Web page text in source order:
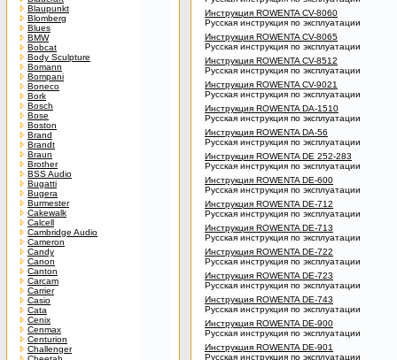
Blaupunkt
Blomberg
Blues
BMW
Bobcat
Body Sculpture
Bomann
Bompani
Boneco
Bork
Bosch
Bose
Boston
Brand
Brandt
Braun
Brother
BSS Audio
Bugatti
Bugera
Burmester
Cakewalk
Calcell
Cambridge Audio
Cameron
Candy
Canon
Canton
Carcam
Carrier
Casio
Cata
Cenix
Cenmax
Centurion
Challenger
Инструкция ROWENTA CV-8060
Русская инструкция по эксплуатации
Инструкция ROWENTA CV-8065
Русская инструкция по эксплуатации
Инструкция ROWENTA CV-8512
Русская инструкция по эксплуатации
Инструкция ROWENTA CV-9021
Русская инструкция по эксплуатации
Инструкция ROWENTA DA-1510
Русская инструкция по эксплуатации
Инструкция ROWENTA DA-56
Русская инструкция по эксплуатации
Инструкция ROWENTA DE 252-283
Русская инструкция по эксплуатации
Инструкция ROWENTA DE-600
Русская инструкция по эксплуатации
Инструкция ROWENTA DE-712
Русская инструкция по эксплуатации
Инструкция ROWENTA DE-713
Русская инструкция по эксплуатации
Инструкция ROWENTA DE-722
Русская инструкция по эксплуатации
Инструкция ROWENTA DE-723
Русская инструкция по эксплуатации
Инструкция ROWENTA DE-743
Русская инструкция по эксплуатации
Инструкция ROWENTA DE-900
Русская инструкция по эксплуатации
Инструкция ROWENTA DE-901
Русская инструкция по эксплуатации